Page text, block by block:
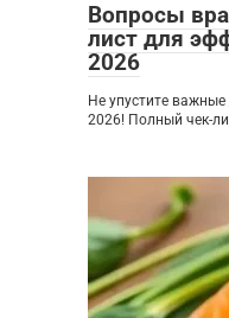
Вопросы
лист для
2026
Не упустите
2026! Полный чек-